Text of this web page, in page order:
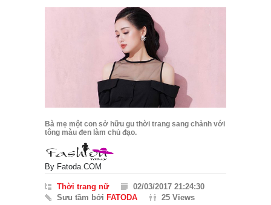
Bà mẹ một con sở hữu gu thời trang sang chảnh với
tông màu đen làm chủ đạo.
By Fatoda.COM
Thời trang nữ
02/03/2017 21:24:30
Sưu tầm bởi FATODA 25 Views